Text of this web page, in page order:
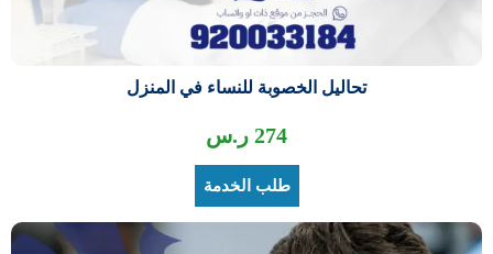
تحاليل الخصوبة للنساء في المنزل
274 ر.س
طلب الخدمة